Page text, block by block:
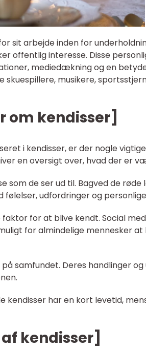
sit arbejde inden for
offentlig interesse. Disse
mediedækning og en
musikere,
om kendisser]
i kendisser, er der nogle
en oversigt over, hvad der er
som de ser ud til. Bagved de
følelser, udfordringer og
for at blive kendt. Social
for almindelige mennesker
samfundet. Deres handlinger
kendisser har en kort levetid,
kendisser]